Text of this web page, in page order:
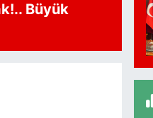
Büyük